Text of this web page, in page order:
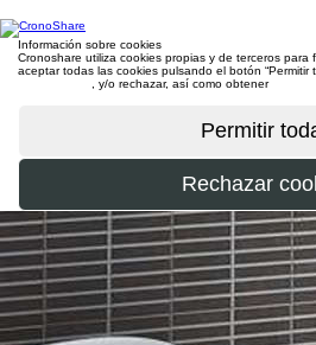
Información sobre cookies
Cronoshare utiliza cookies propias y de terceros para
aceptar todas las cookies pulsando el botón “Permitir
, y/o rechazar, así como obtener